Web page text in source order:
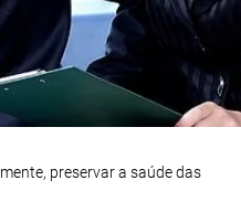
preservar a saúde das